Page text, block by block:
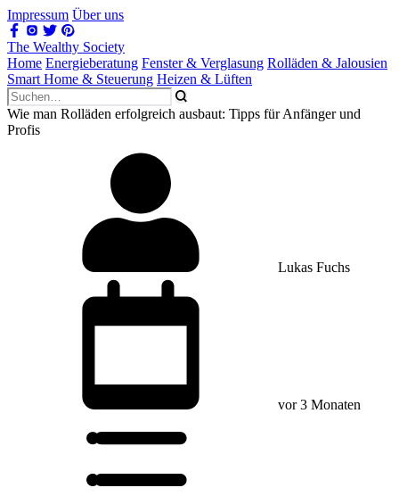
Impressum Über uns
The Wealthy Society
Home Energieberatung Fenster & Verglasung Rolläden & Jalousien
Smart Home & Steuerung Heizen & Lüften
Wie man Rolläden erfolgreich ausbaut: Tipps für Anfänger und
Profis
Lukas Fuchs
vor 3 Monaten